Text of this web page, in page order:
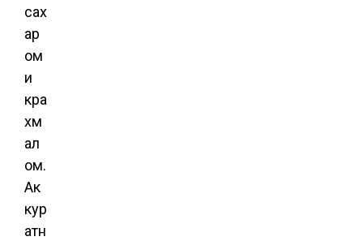
сах
ар
ом
и
кра
хм
ал
ом.
Ак
кур
атн